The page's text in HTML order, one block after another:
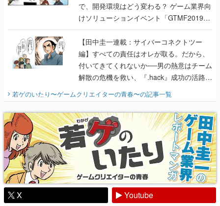
で、開発環境はどう変わる？ ゲーム業界向
けソリューションイベント「GTMF2019」
に行って、より理解を深めよう【PR】
【田中圭一連載：サイバーコネクトツー
編】すべての責任はオレが取る。だから、
付いてきてくれないか──男の熱意はチーム
解散の危機を救い、『.hack』成功の活路を
開く。業界の快男児・松山 洋に流れる血は
『少年ジャンプ』色だった【若ゲのいた
り】
若ゲのいたり〜ゲームクリエイターの青春〜の記事一覧
X
Youtube